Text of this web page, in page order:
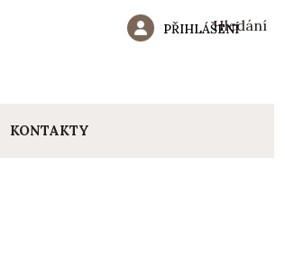
Hledání
PŘIHLÁŠENÍ
KONTAKTY